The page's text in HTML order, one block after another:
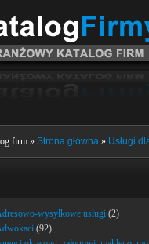
firm » Strona główna » Usługi
wysyłkowe usługi (2)
(92)